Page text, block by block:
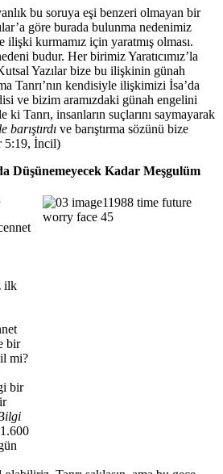
bu soruya eşi benzeri olmayan bir
göre burada bulunma nedenimiz
ilişki kurmamız için yaratmış olması.
budur. Her birimiz Yaratıcımız’la
Yazılar bize bu ilişkinin günah
Tanrı’nın kendisiyle ilişkimizi İsa’da
ve bizim aramızdaki günah engelini
ki Tanrı, insanların suçlarını saymayarak
barıştırdı ve barıştırma sözünü bize
5:19, İncil)
Düşünemeyecek Kadar Meşgulüm
ilk
bir
mi?
bir